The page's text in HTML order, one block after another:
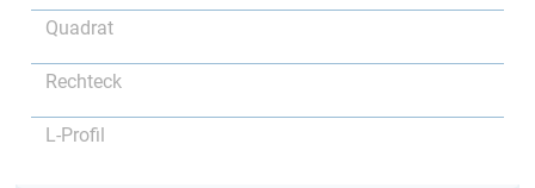
Quadrat
Rechteck
L-Profil